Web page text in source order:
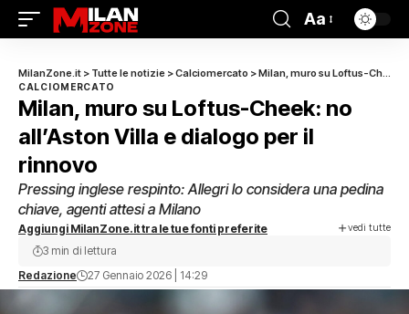
Aa
MilanZone.it > Tutte le notizie >Calciomercato >Milan, muro su Loftus-Cheek: no all’Aston Villa e dialogo per il rinnovo
CALCIOMERCATO
Milan, muro su Loftus-Cheek: no
all’Aston Villa e dialogo per il
rinnovo
Pressing inglese respinto: Allegri lo considera una pedina
chiave, agenti attesi a Milano
Aggiungi MilanZone.it tra le tue fonti preferite vedi tutte
Redazione 27 Gennaio 2026 | 14:29
3 min di lettura